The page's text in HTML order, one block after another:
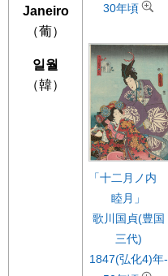
Janeiro
（葡）
일월
（韓）
30年頃
「十二月ノ内
睦月」
歌川国貞(豊国
三代)
1847(弘化4)年-